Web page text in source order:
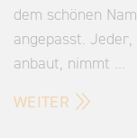
dem schönen
angepasst.
anbaut, nimmt …
WEITER